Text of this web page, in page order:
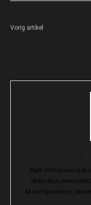
Vorig artikel
Bart Verhoeven is al
redacteur,
MotorXperience,